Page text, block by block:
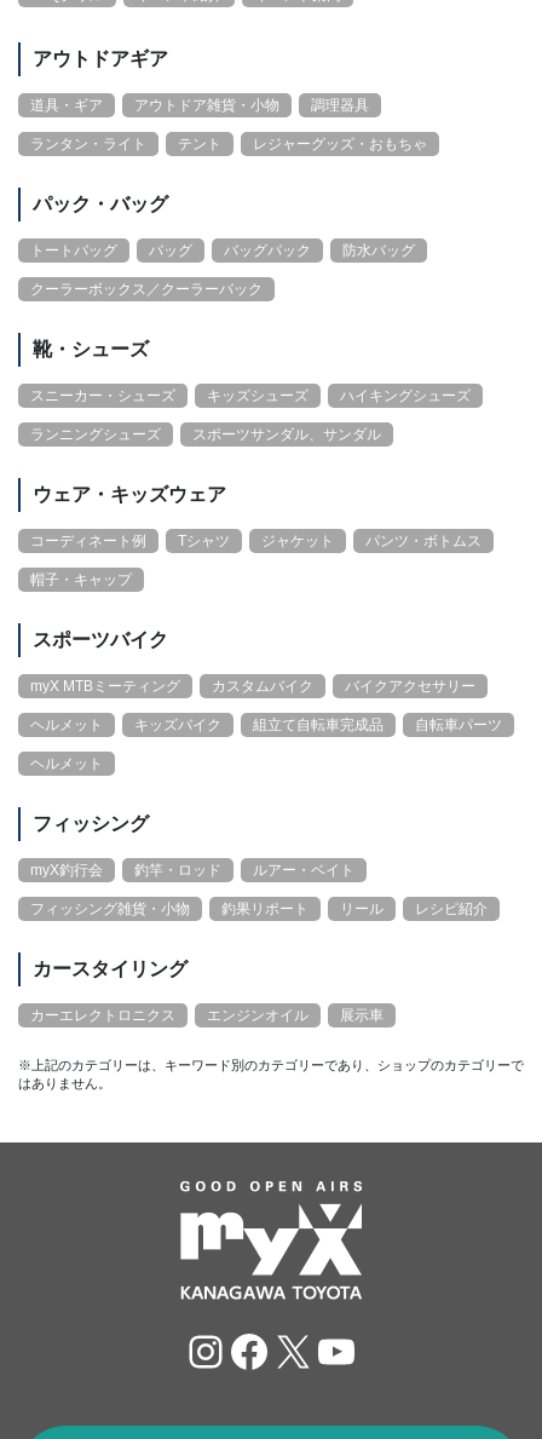
アウトドアギア
道具・ギア アウトドア雑貨・小物 調理器具
ランタン・ライト テント レジャーグッズ・おもちゃ
パック・バッグ
トートバッグ バッグ バッグパック 防水バッグ
クーラーボックス／クーラーバック
靴・シューズ
スニーカー・シューズ キッズシューズ ハイキングシューズ
ランニングシューズ スポーツサンダル、サンダル
ウェア・キッズウェア
コーディネート例 Tシャツ ジャケット パンツ・ボトムス
帽子・キャップ
スポーツバイク
myX MTBミーティング カスタムバイク バイクアクセサリー
ヘルメット キッズバイク 組立て自転車完成品 自転車パーツ
ヘルメット
フィッシング
myX釣行会 釣竿・ロッド ルアー・ベイト
フィッシング雑貨・小物 釣果リポート リール レシピ紹介
カースタイリング
カーエレクトロニクス エンジンオイル 展示車
※上記のカテゴリーは、キーワード別のカテゴリーであり、ショップのカテゴリーで
はありません。
Instagram
Facebook
X YouTube